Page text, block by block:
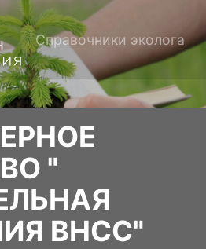
Справочники эколога
"
ВНСС"